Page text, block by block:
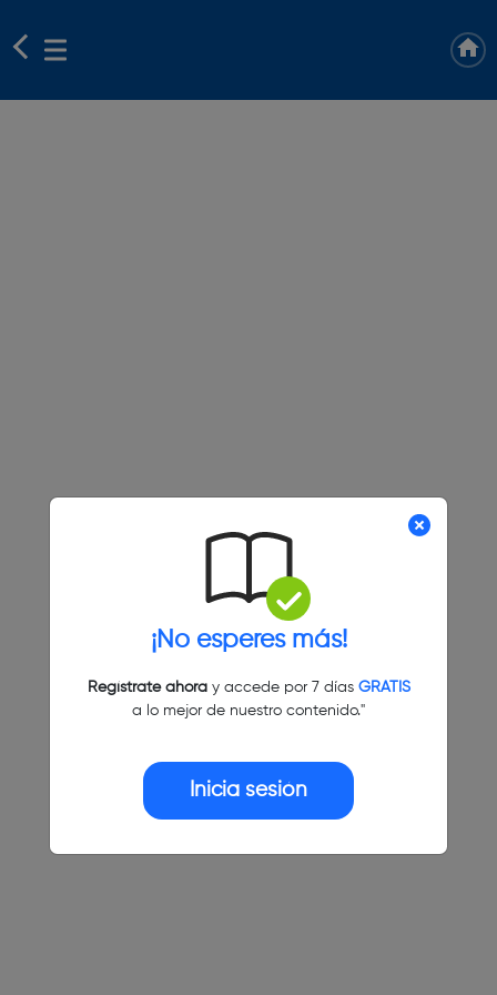
¡No esperes más!
Regístrate ahoray accede por 7 días GRATIS
a lo mejor de nuestro contenido."
Inicia sesión